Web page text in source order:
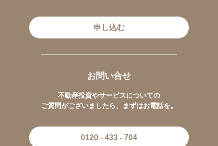
申し込む
お問い合せ
不動産投資やサービスについての
ご質問がございましたら、まずはお電話を。
0120 - 433 - 704